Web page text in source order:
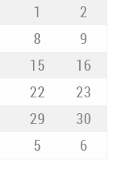
1
2
8
9
15
16
22
23
29
30
5 6